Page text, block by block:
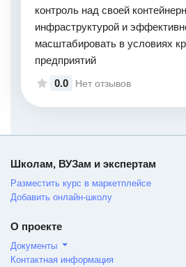
контроль над своей
инфраструктурой и
масштабировать в условиях
предприятий
0.0
Нет отзывов
Школам, ВУЗам и экспертам
Разместить курс в маркетплейсе
Добавить онлайн-школу
О проекте
Документы
Контактная информация